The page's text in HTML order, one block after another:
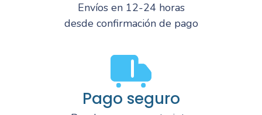
Envíos en 12-24 horas
desde confirmación de pago
Pago seguro